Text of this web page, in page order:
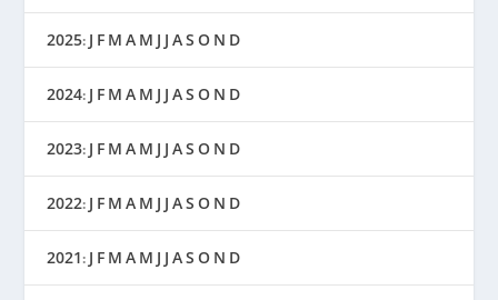
2025: J F M A M J J AS O N D
2024: J F M A M J J AS O N D
2023: J F M A M J J AS O N D
2022: J F M A M J J AS O N D
2021: J F M A M J J AS O N D